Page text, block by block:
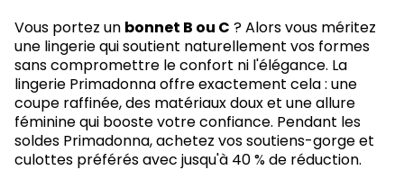
Vous portez un bonnet B ou C ? Alors vous méritez
une lingerie qui soutient naturellement vos formes
sans compromettre le confort ni l'élégance. La
lingerie Primadonna offre exactement cela : une
coupe raffinée, des matériaux doux et une allure
féminine qui booste votre confiance. Pendant les
soldes Primadonna, achetez vos soutiens-gorge et
culottes préférés avec jusqu'à 40 % de réduction.